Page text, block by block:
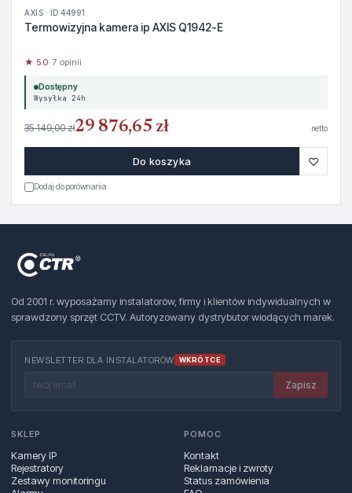
AXIS · ID 44991
Termowizyjna kamera ip AXIS Q1942-E
★ 5.0· 7 opinii
Dostępny
Wysyłka 24h
35 149,00 zł29 876,65 zł netto
Do koszyka ♡
Dodaj do porównania
Od 2001 r. wyposażamy instalatorów, firmy i klientów indywidualnych w
sprawdzony sprzęt CCTV. Autoryzowany dystrybutor wiodących marek.
NEWSLETTER DLA INSTALATORÓW WKRÓTCE
Zapisz
SKLEP
Kamery IP
Rejestratory
Zestawy monitoringu
POMOC
Kontakt
Reklamacje i zwroty
Status zamówienia